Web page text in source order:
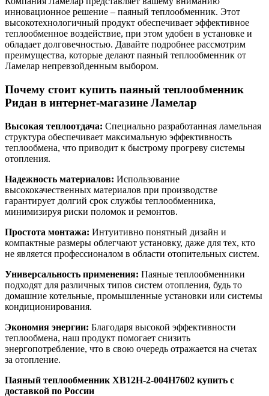
инновационное решение – паяный теплообменник. Этот
высокотехнологичный продукт обеспечивает эффективное
теплообменное воздействие, при этом удобен в установке и
обладает долговечностью. Давайте подробнее рассмотрим
преимущества, которые делают паяный теплообменник от
Ламелар непревзойденным выбором.
Почему стоит купить паяный теплообменник
Ридан в интернет-магазине Ламелар
Высокая теплоотдача: Специально разработанная ламельная
структура обеспечивает максимальную эффективность
теплообмена, что приводит к быстрому прогреву системы
отопления.
Надежность материалов: Использование
высококачественных материалов при производстве
гарантирует долгий срок службы теплообменника,
минимизируя риски поломок и ремонтов.
Простота монтажа: Интуитивно понятный дизайн и
компактные размеры облегчают установку, даже для тех, кто
не является профессионалом в области отопительных систем.
Универсальность применения: Паяные теплообменники
подходят для различных типов систем отопления, будь то
домашние котельные, промышленные установки или системы
кондиционирования.
Экономия энергии: Благодаря высокой эффективности
теплообмена, наш продукт помогает снизить
энергопотребление, что в свою очередь отражается на счетах
за отопление.
Паяный теплообменник XB12H-2-004H7602 купить с
доставкой по России